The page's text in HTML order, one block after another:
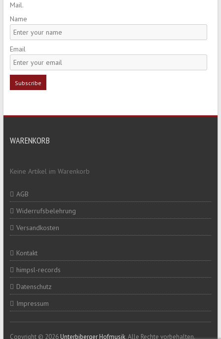
Mail.
Name
Email
WARENKORB
Keine Artikel im Warenkorb
AGB
Widerrufsbelehrung
Versandkosten
Kontakt
himpsl-records
Datenschutz
Impressum
Copyright © 2026 Unterbiberger Hofmusik. Alle Rechte vorbehalten.